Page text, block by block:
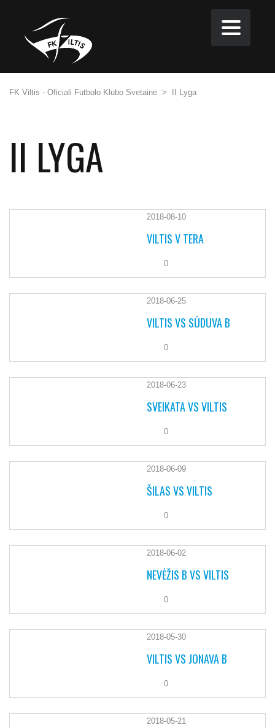
FK Viltis - Oficiali Futbolo Klubo Svetainė > II Lyga
II LYGA
2018-08-10
VILTIS V TERA
0
2018-06-25
VILTIS VS SŪDUVA B
0
2018-06-23
SVEIKATA VS VILTIS
0
2018-06-09
ŠILAS VS VILTIS
0
2018-06-02
NEVĖŽIS B VS VILTIS
0
2018-05-30
VILTIS VS JONAVA B
0
2018-05-21